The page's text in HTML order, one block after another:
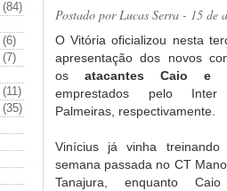
(84)
(6)
(7)
(11)
(35)
Postado porLucas Serra - 15 de
O Vitória oficializou nesta
apresentação dos novos
os atacantes Caio e
emprestados pelo
Palmeiras, respectivamente.
Vinícius já vinha
semana passada no CT
Tanajura, enquanto